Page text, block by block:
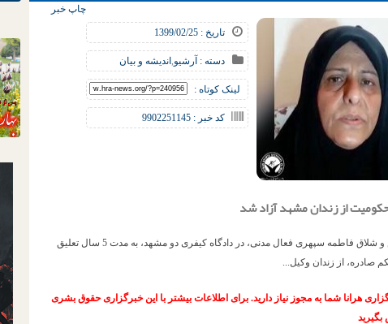
تاریخ : 1399/02/25
دسته : آرشیو,اندیشه و بیان
لینک کوتاه :
کد خبر : 9902251145
چاپ خبر
از زندان مشهد آزاد شد
خبرگزاری هرانا - حکم حبس و شلاق فاطمه سپهری فعال مدنی، در دادگاه کیفری دو مشهد، به مدت 5 سال تعلیق
صادره، از زندان وکیل...
هرانا شما به مجوز نیاز دارید. برای اطلاعات بیشتر با این خبرگزاری حقوق بشری